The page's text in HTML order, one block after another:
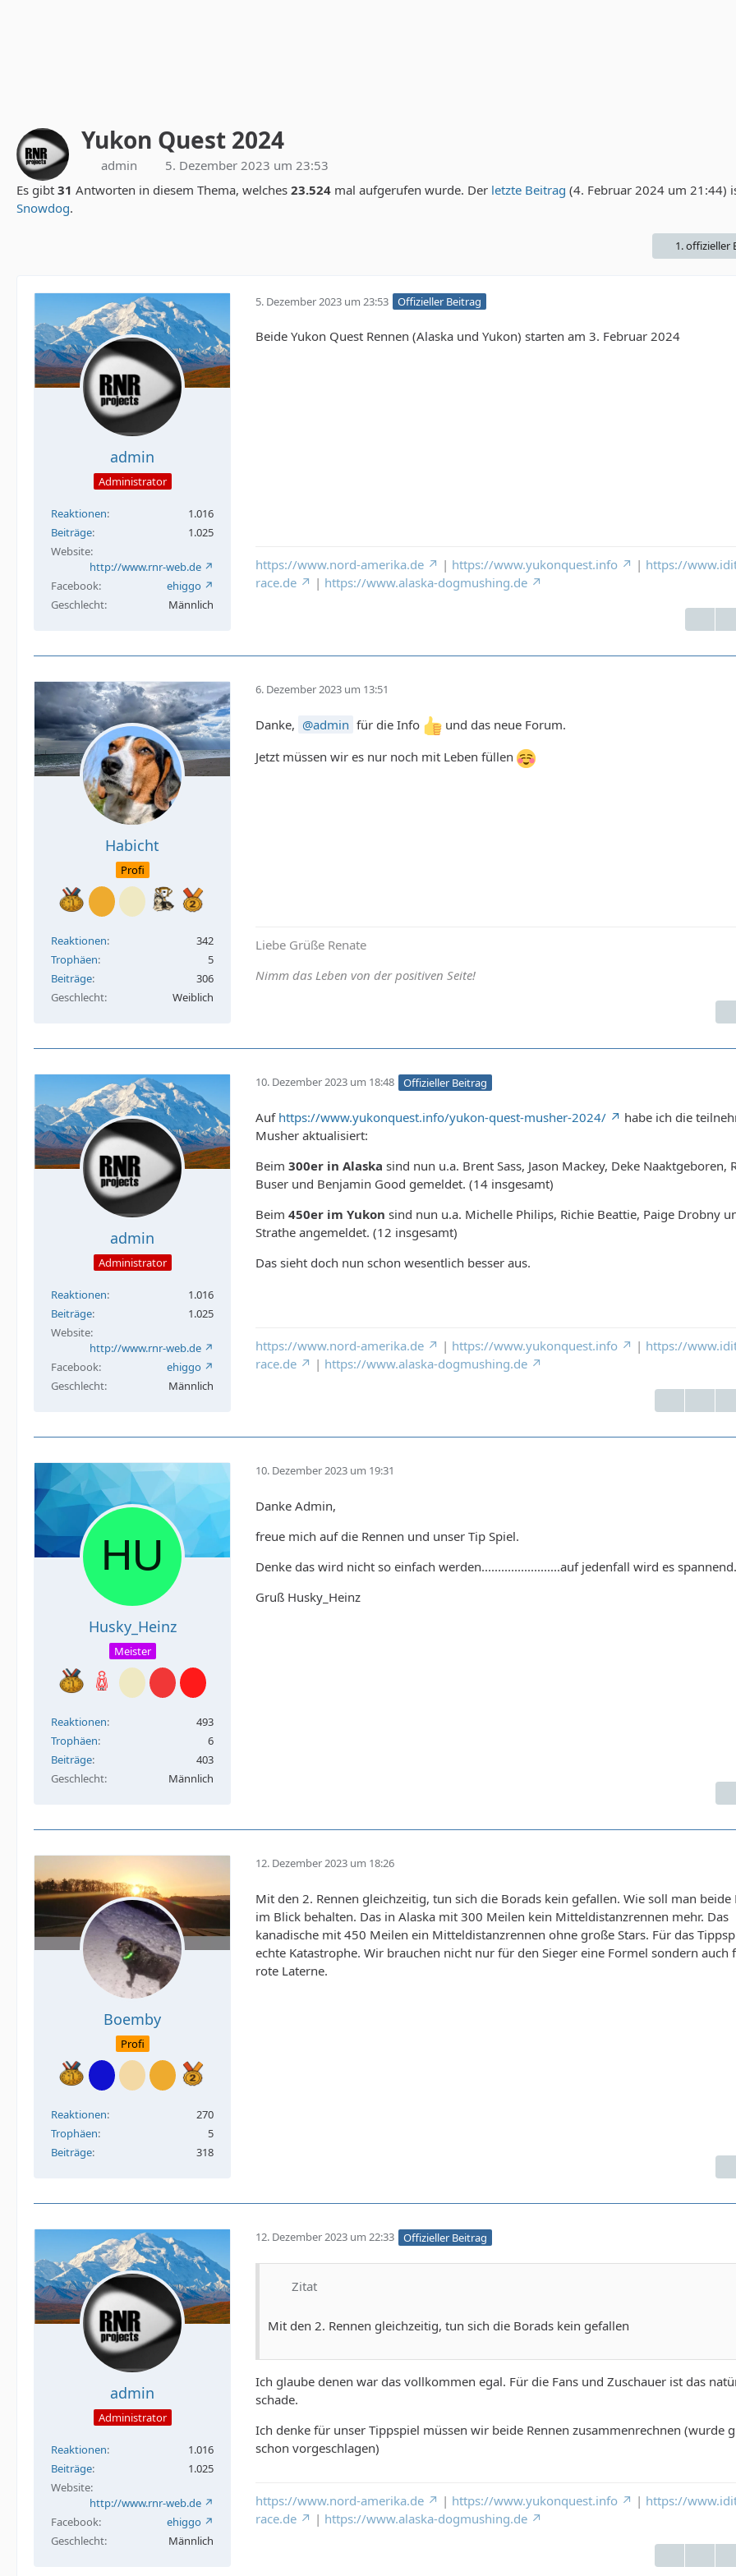
Yukon Quest 2024
admin
5. Dezember 2023 um 23:53
Es gibt 31 Antworten in diesem Thema, welches 23.524 mal aufgerufen wurde. Der letzte Beitrag (4. Februar 2024 um 21:44)
Snowdog.
1. offizieller
admin
Administrator
Reaktionen
1.016
Beiträge
1.025
Website
http://www.rnr-web.de
Facebook
ehiggo
Geschlecht
Männlich
5. Dezember 2023 um 23:53 Offizieller Beitrag
Beide Yukon Quest Rennen (Alaska und Yukon) starten am 3. Februar 2024
https://www.nord-amerika.de | https://www.yukonquest.info | https://
race.de
| https://www.alaska-dogmushing.de
Habicht
Profi
Reaktionen
342
Trophäen
5
Beiträge
306
Geschlecht
Weiblich
6. Dezember 2023 um 13:51
Danke, admin für die Info
und das neue Forum.
Jetzt müssen wir es nur noch mit Leben füllen
Liebe Grüße Renate
Nimm das Leben von der positiven Seite!
admin
Administrator
Reaktionen
1.016
Beiträge
1.025
Website
http://www.rnr-web.de
Facebook
ehiggo
Geschlecht
Männlich
10. Dezember 2023 um 18:48 Offizieller Beitrag
Auf https://www.yukonquest.info/yukon-quest-musher-2024/
habe ich die
Musher aktualisiert:
Beim 300er in Alaska sind nun u.a. Brent Sass, Jason Mackey, Deke Naaktgeboren,
Buser und Benjamin Good gemeldet. (14 insgesamt)
Beim 450er im Yukon sind nun u.a. Michelle Philips, Richie Beattie, Paige Drobny
Strathe angemeldet. (12 insgesamt)
Das sieht doch nun schon wesentlich besser aus.
https://www.nord-amerika.de | https://www.yukonquest.info | https://
race.de
| https://www.alaska-dogmushing.de
Husky_Heinz
Meister
Reaktionen
493
Trophäen
6
Beiträge
403
Geschlecht
Männlich
10. Dezember 2023 um 19:31
Danke Admin,
freue mich auf die Rennen und unser Tip Spiel.
Denke das wird nicht so einfach werden........................auf jedenfall wird es spannend.
Gruß Husky_Heinz
Boemby
Profi
Reaktionen
270
Trophäen
5
Beiträge
318
12. Dezember 2023 um 18:26
Mit den 2. Rennen gleichzeitig, tun sich die Borads kein gefallen. Wie soll man beide
im Blick behalten. Das in Alaska mit 300 Meilen kein Mitteldistanzrennen mehr. Das
kanadische mit 450 Meilen ein Mitteldistanzrennen ohne große Stars. Für das
echte Katastrophe. Wir brauchen nicht nur für den Sieger eine Formel sondern auch
rote Laterne.
admin
Administrator
Reaktionen
1.016
Beiträge
1.025
Website
http://www.rnr-web.de
Facebook
ehiggo
Geschlecht
Männlich
12. Dezember 2023 um 22:33 Offizieller Beitrag
Zitat
Mit den 2. Rennen gleichzeitig, tun sich die Borads kein gefallen
Ich glaube denen war das vollkommen egal. Für die Fans und Zuschauer ist das
schade.
Ich denke für unser Tippspiel müssen wir beide Rennen zusammenrechnen (wurde
schon vorgeschlagen)
https://www.nord-amerika.de | https://www.yukonquest.info | https://
race.de
| https://www.alaska-dogmushing.de